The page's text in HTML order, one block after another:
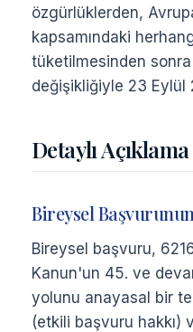
özgürlüklerden,
kapsamındaki
tüketilmesinden
değişikliğiyle 23 Eylül
Detaylı Açıklama
Bireysel
Bireysel başvuru,
Kanun'un 45. ve
yolunu anayasal bir
(etkili başvuru hakkı)